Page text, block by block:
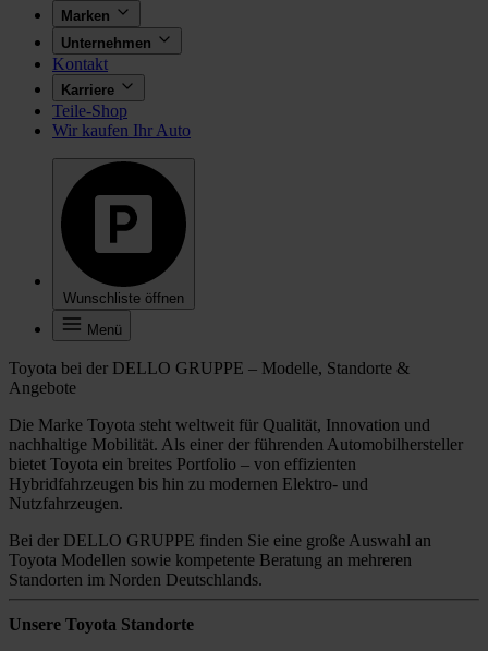
Marken
Unternehmen
Kontakt
Karriere
Teile-Shop
Wir kaufen Ihr Auto
Wunschliste öffnen
Menü
Toyota bei der DELLO GRUPPE – Modelle, Standorte &
Angebote
Die Marke Toyota steht weltweit für Qualität, Innovation und
nachhaltige Mobilität. Als einer der führenden Automobilhersteller
bietet Toyota ein breites Portfolio – von effizienten
Hybridfahrzeugen bis hin zu modernen Elektro- und
Nutzfahrzeugen.
Bei der DELLO GRUPPE finden Sie eine große Auswahl an
Toyota Modellen sowie kompetente Beratung an mehreren
Standorten im Norden Deutschlands.
Unsere Toyota Standorte